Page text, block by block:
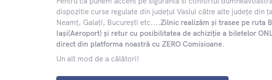
dispozitie curse regulate din județul Vaslui către alte județe din
Neamț, Galați, București etc....Zilnic realizăm și trasee pe ruta
Iași(Aeroport) și retur cu posibilitatea de achiziție a biletelor
direct din platforma noastră cu ZERO Comisioane.
Un alt mod de a călători!